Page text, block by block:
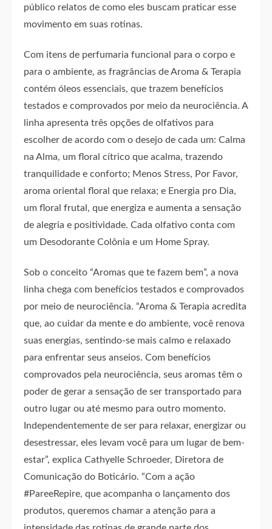
público relatos de como eles buscam praticar esse
movimento em suas rotinas.
Com itens de perfumaria funcional para o corpo e
para o ambiente, as fragrâncias de Aroma & Terapia
contém óleos essenciais, que trazem benefícios
testados e comprovados por meio da neurociência. A
linha apresenta três opções de olfativos para
escolher de acordo com o desejo de cada um: Calma
na Alma, um floral cítrico que acalma, trazendo
tranquilidade e conforto; Menos Stress, Por Favor,
aroma oriental floral que relaxa; e Energia pro Dia,
um floral frutal, que energiza e aumenta a sensação
de alegria e positividade. Cada olfativo conta com
um Desodorante Colônia e um Home Spray.
Sob o conceito “Aromas que te fazem bem”, a nova
linha chega com benefícios testados e comprovados
por meio de neurociência. “Aroma & Terapia acredita
que, ao cuidar da mente e do ambiente, você renova
suas energias, sentindo-se mais calmo e relaxado
para enfrentar seus anseios. Com benefícios
comprovados pela neurociência, seus aromas têm o
poder de gerar a sensação de ser transportado para
outro lugar ou até mesmo para outro momento.
Independentemente de ser para relaxar, energizar ou
desestressar, eles levam você para um lugar de bem-
estar”, explica Cathyelle Schroeder, Diretora de
Comunicação do Boticário. “Com a ação
#PareeRepire, que acompanha o lançamento dos
produtos, queremos chamar a atenção para a